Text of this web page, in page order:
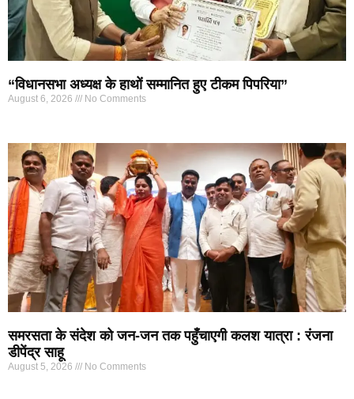
“विधानसभा अध्यक्ष के हाथों सम्मानित हुए टीकम पिपरिया”
August 6, 2026 No Comments
समरसता के संदेश को जन-जन तक पहुँचाएगी कलश यात्रा : रंजना
डीपेंद्र साहू
August 5, 2026 No Comments